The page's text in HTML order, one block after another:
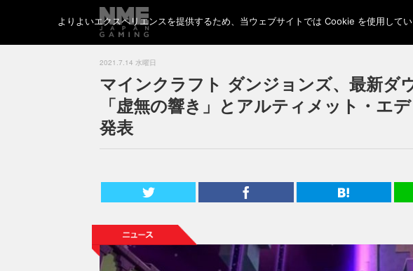
2021.7.14 水曜日
マインクラフト ダンジョンズ、最新ダ
「虚無の響き」とアルティメット・エ
発表
よりよいエクスペリエンスを提供するため、当ウェブサイトでは Cookie を使用し